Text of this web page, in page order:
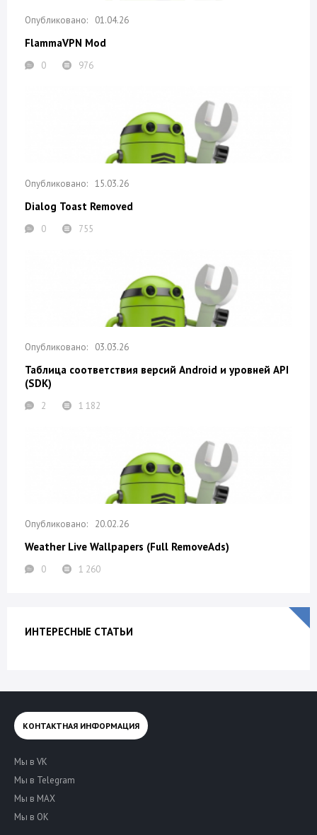
01.04.26
FlammaVPN Mod
0 976
15.03.26
Dialog Toast Removed
0 755
03.03.26
Таблица соответствия версий Android и уровней API
(SDK)
2 1 182
20.02.26
Weather Live Wallpapers (Full RemoveAds)
0 1 260
ИНТЕРЕСНЫЕ СТАТЬИ
КОНТАКТНАЯ ИНФОРМАЦИЯ
Мы в VK
Мы в Telegram
Мы в MAX
Мы в OK